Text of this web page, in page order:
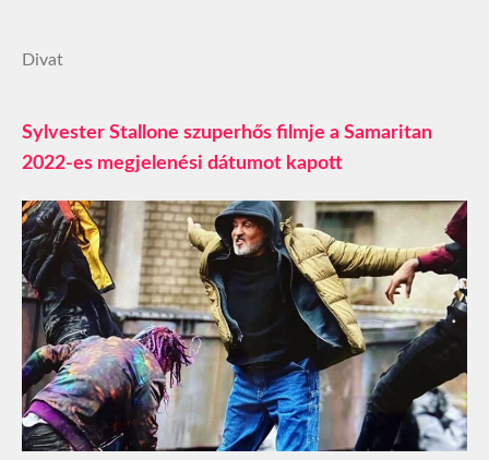
Divat
Sylvester Stallone szuperhős filmje a Samaritan
2022-es megjelenési dátumot kapott